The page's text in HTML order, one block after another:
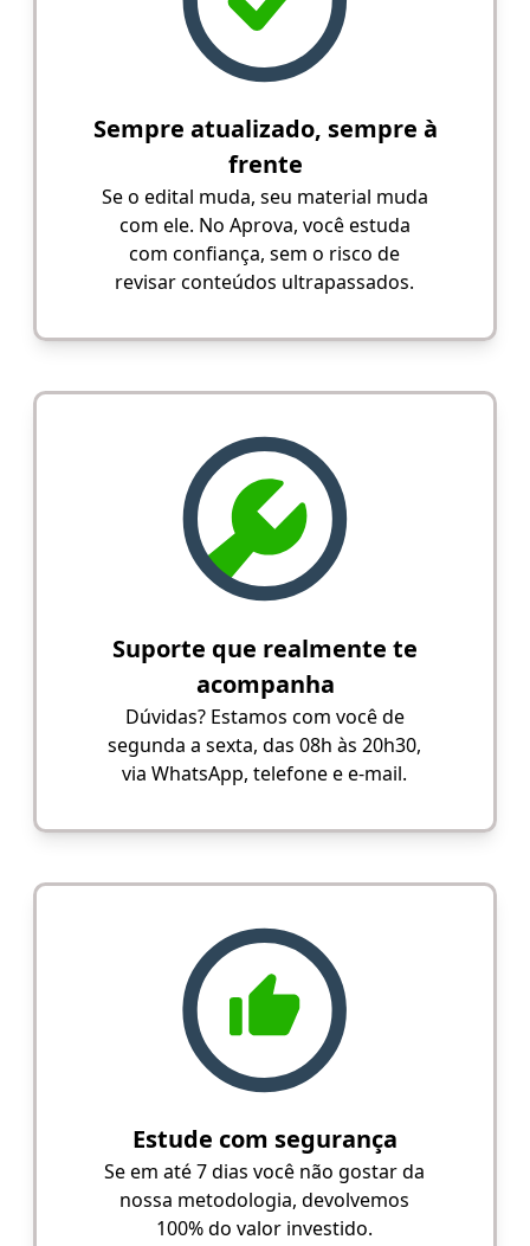
Sempre atualizado, sempre à
frente
Se o edital muda, seu material muda
com ele. No Aprova, você estuda
com confiança, sem o risco de
revisar conteúdos ultrapassados.
Suporte que realmente te
acompanha
Dúvidas? Estamos com você de
segunda a sexta, das 08h às 20h30,
via WhatsApp, telefone e e-mail.
Estude com segurança
Se em até 7 dias você não gostar da
nossa metodologia, devolvemos
100% do valor investido.